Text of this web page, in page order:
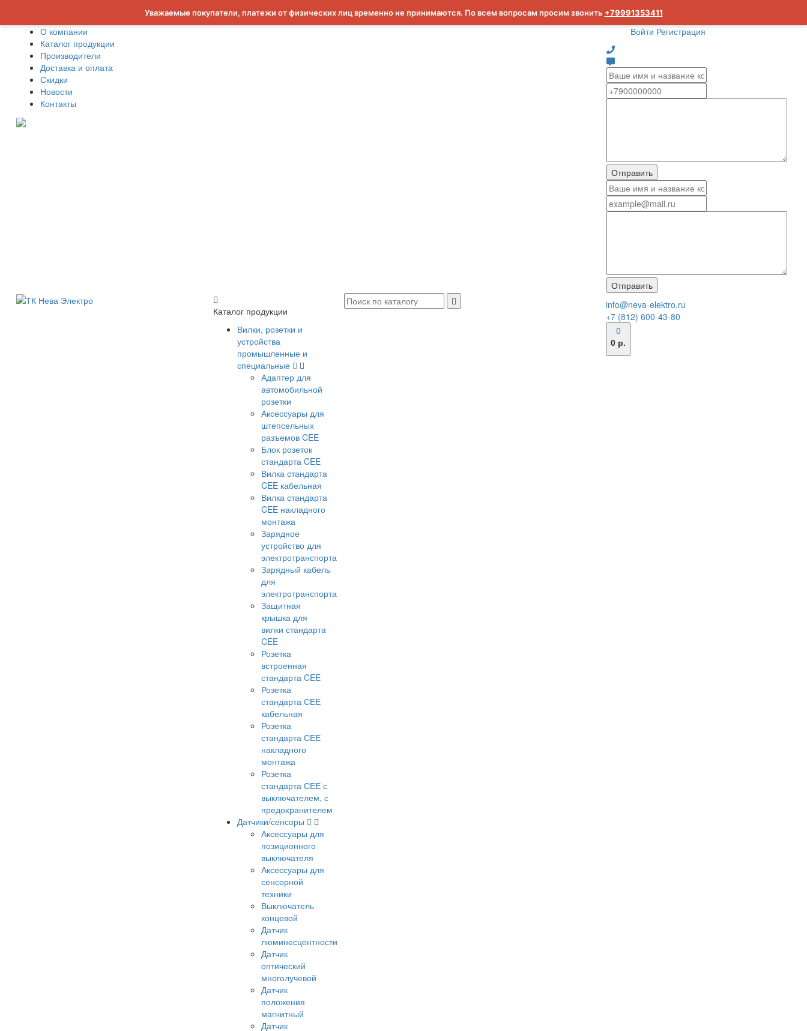
Уважаемые покупатели, платежи от физических лиц временно не принимаются. По всем вопросам просим звонить +79991353411
О компании
Каталог продукции
Производители
Доставка и оплата
Скидки
Новости
Контакты
Войти Регистрация
Каталог продукции
Вилки, розетки и
устройства
промышленные и
специальные
Адаптер для
автомобильной
розетки
Аксессуары для
штепсельных
разъемов CEE
Блок розеток
стандарта CEE
Вилка стандарта
CEE кабельная
Вилка стандарта
CEE накладного
монтажа
Зарядное
устройство для
электротранспорта
Зарядный кабель
для
электротранспорта
Защитная
крышка для
вилки стандарта
CEE
Розетка
встроенная
стандарта CEE
Розетка
стандарта СЕЕ
кабельная
Розетка
стандарта СЕЕ
накладного
монтажа
Розетка
стандарта СЕЕ с
выключателем, с
предохранителем
Датчики/сенсоры
Аксессуары для
позиционного
выключателя
Аксессуары для
сенсорной
техники
Выключатель
концевой
Датчик
люминесцентности
Датчик
оптический
многолучевой
Датчик
положения
магнитный
Датчик
info@neva-elektro.ru
+7 (812) 600-43-80
0
0 р.